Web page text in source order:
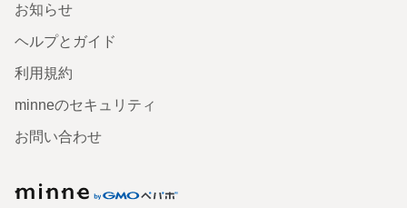
お知らせ
ヘルプとガイド
利用規約
minneのセキュリティ
お問い合わせ